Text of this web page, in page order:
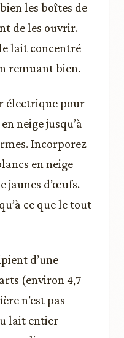
les boîtes de
de les ouvrir.
lait concentré
remuant bien.
électrique pour
neige jusqu’à
Incorporez
en neige
jaunes d’œufs.
ce que le tout
d’une
(environ 4,7
n’est pas
lait entier